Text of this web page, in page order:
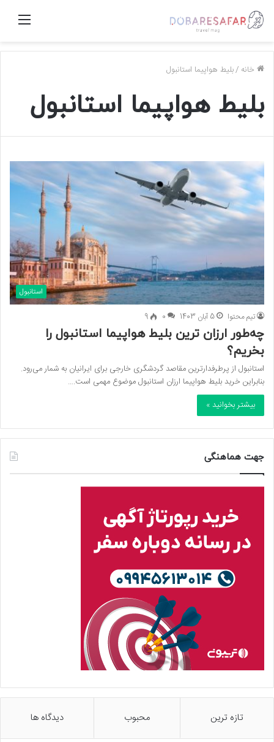
منو
خانه /بلیط هواپیما استانبول
بلیط هواپیما استانبول
استانبول
تیم محتوا 5 آبان 1403 0
9
چه‌طور ارزان ترین بلیط هواپیما استانبول را
بخریم؟
استانبول از پرطرفدارترین مقاصد گردشگری خارجی برای ایرانیان به شمار می‌رود.
بنابراین خرید بلیط هواپیما ارزان استانبول موضوع مهمی است.…
بیشتر بخوانید »
جهت هماهنگی
تازه ترین محبوب دیدگاه ها